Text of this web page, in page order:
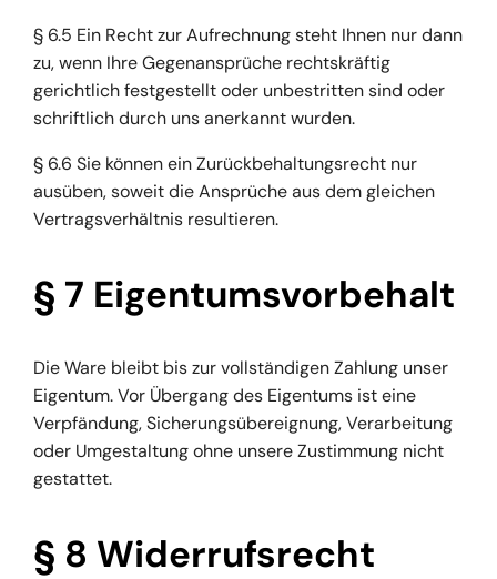
§ 6.5 Ein Recht zur Aufrechnung steht Ihnen nur dann
zu, wenn Ihre Gegenansprüche rechtskräftig
gerichtlich festgestellt oder unbestritten sind oder
schriftlich durch uns anerkannt wurden.
§ 6.6 Sie können ein Zurückbehaltungsrecht nur
ausüben, soweit die Ansprüche aus dem gleichen
Vertragsverhältnis resultieren.
§ 7 Eigentumsvorbehalt
Die Ware bleibt bis zur vollständigen Zahlung unser
Eigentum. Vor Übergang des Eigentums ist eine
Verpfändung, Sicherungsübereignung, Verarbeitung
oder Umgestaltung ohne unsere Zustimmung nicht
gestattet.
§ 8 Widerrufsrecht